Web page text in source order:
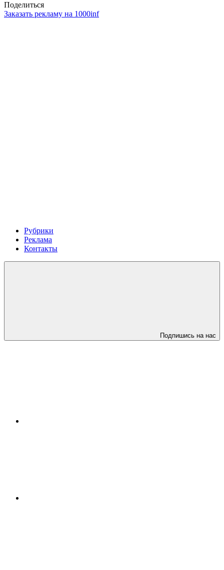
Поделиться
Заказать рекламу на 1000inf
Рубрики
Реклама
Контакты
Подпишись на нас